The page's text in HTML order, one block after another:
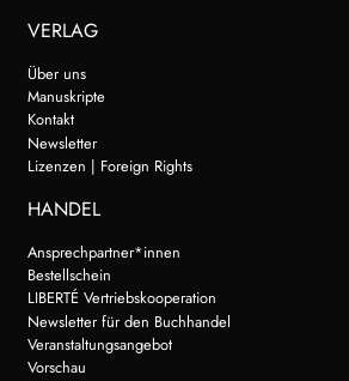
VERLAG
Über uns
Manuskripte
Kontakt
Newsletter
Lizenzen | Foreign Rights
HANDEL
Ansprechpartner*innen
Bestellschein
LIBERTÉ Vertriebskooperation
Newsletter für den Buchhandel
Veranstaltungsangebot
Vorschau